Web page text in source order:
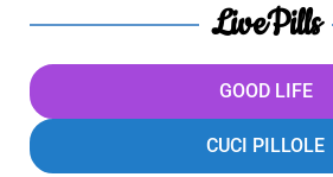
LivePills
GOOD LIFE
CUCI PILLOLE